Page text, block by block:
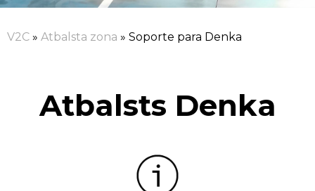
V2C » Atbalsta zona » Soporte para Denka
Atbalsts Denka